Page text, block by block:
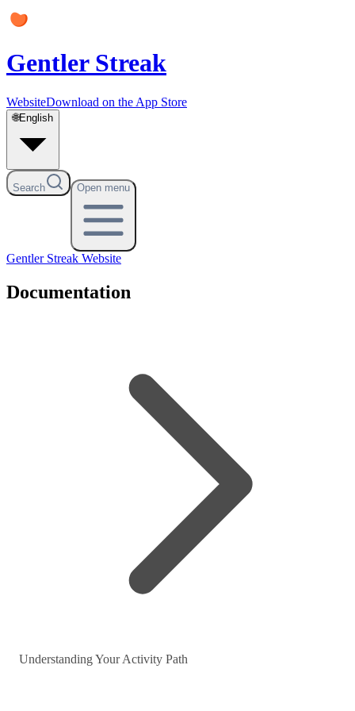
Gentler Streak
WebsiteDownload on the App Store
🌐English
Search Open menu
Gentler Streak Website
Documentation
Understanding Your Activity Path